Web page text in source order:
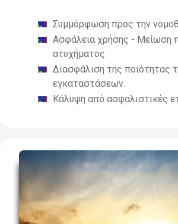
Συμμόρφωση προς την
Ασφάλεια χρήσης - Μείωση
ατυχήματος.
Διασφάλιση της ποιότητας
εγκαταστάσεων.
Κάλυψη από ασφαλιστικές